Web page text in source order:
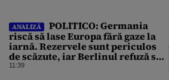
ANALIZĂ
POLITICO: Germania
riscă să lase Europa fără gaze la
iarnă. Rezervele sunt periculos
de scăzute, iar Berlinul refuză să
intervină
11:39